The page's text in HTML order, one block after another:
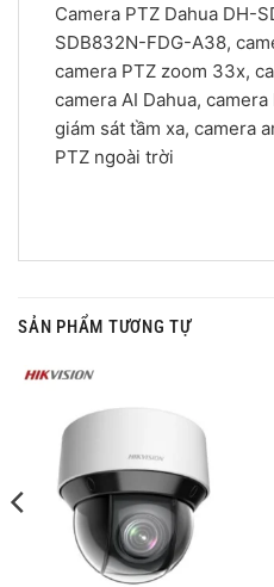
Camera PTZ Dahua DH-
SDB832N-FDG-A38,
camera PTZ zoom 33x,
camera AI Dahua,
giám sát tầm xa, camera
PTZ ngoài trời
SẢN PHẨM TƯƠNG TỰ